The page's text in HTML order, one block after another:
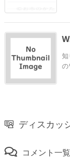
知
の
ディスカッ
コメント一覧